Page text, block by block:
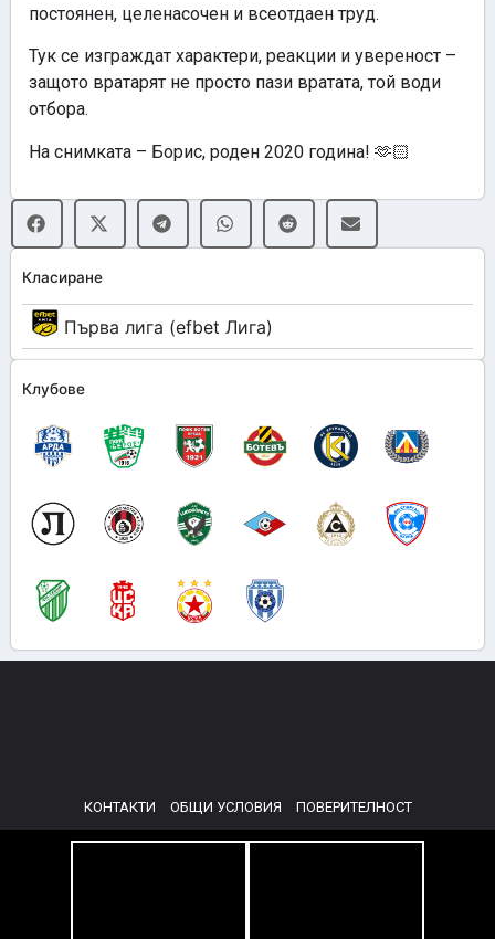
Класиране
Първа лига (efbet Лига)
Клубове
постоянен, целенасочен и всеотдаен труд.
Тук се изграждат характери, реакции и увереност –
защото вратарят не просто пази вратата, той води
отбора.
На снимката – Борис, роден 2020 година! 🫶🏻
КОНТАКТИ ОБЩИ УСЛОВИЯ ПОВЕРИТЕЛНОСТ